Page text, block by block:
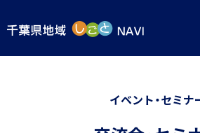
イベント・セミナ